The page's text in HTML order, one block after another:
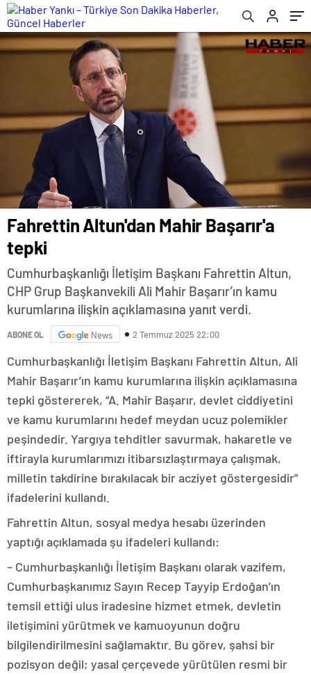
Fahrettin Altun'dan Mahir Başarır'a
tepki
Cumhurbaşkanlığı İletişim Başkanı Fahrettin Altun,
CHP Grup Başkanvekili Ali Mahir Başarır’ın kamu
kurumlarına ilişkin açıklamasına yanıt verdi.
ABONE OL News 2 Temmuz 2025 22:00
Cumhurbaşkanlığı İletişim Başkanı Fahrettin Altun, Ali
Mahir Başarır’ın kamu kurumlarına ilişkin açıklamasına
tepki göstererek, “A. Mahir Başarır, devlet ciddiyetini
ve kamu kurumlarını hedef meydan ucuz polemikler
peşindedir. Yargıya tehditler savurmak, hakaretle ve
iftirayla kurumlarımızı itibarsızlaştırmaya çalışmak,
milletin takdirine bırakılacak bir acziyet göstergesidir”
ifadelerini kullandı.
Fahrettin Altun, sosyal medya hesabı üzerinden
yaptığı açıklamada şu ifadeleri kullandı:
– Cumhurbaşkanlığı İletişim Başkanı olarak vazifem,
Cumhurbaşkanımız Sayın Recep Tayyip Erdoğan’ın
temsil ettiği ulus iradesine hizmet etmek, devletin
iletişimini yürütmek ve kamuoyunun doğru
bilgilendirilmesini sağlamaktır. Bu görev, şahsi bir
pozisyon değil; yasal çerçevede yürütülen resmi bir